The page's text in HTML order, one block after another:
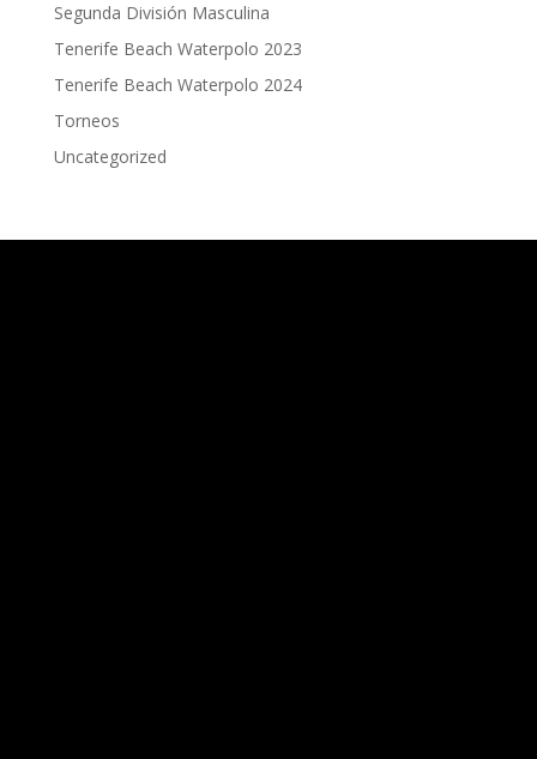
Segunda División Masculina
Tenerife Beach Waterpolo 2023
Tenerife Beach Waterpolo 2024
Torneos
Uncategorized